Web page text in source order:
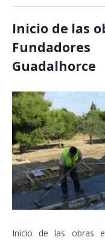
Inicio de las
Guadalhorce
Inicio de las obras